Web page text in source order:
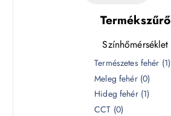
Termékszűrő
Színhőmérséklet
Természetes fehér (1)
Meleg fehér (0)
Hideg fehér (1)
CCT (0)